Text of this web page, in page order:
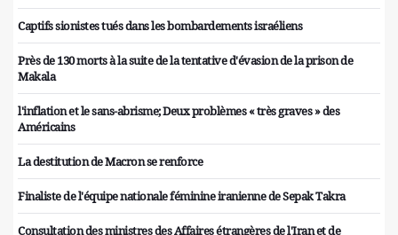
Captifs sionistes tués dans les bombardements israéliens
Près de 130 morts à la suite de la tentative d'évasion de la prison de
Makala
l'inflation et le sans-abrisme; Deux problèmes « très graves » des
Américains
La destitution de Macron se renforce
Finaliste de l'équipe nationale féminine iranienne de Sepak Takra
Consultation des ministres des Affaires étrangères de l'Iran et de